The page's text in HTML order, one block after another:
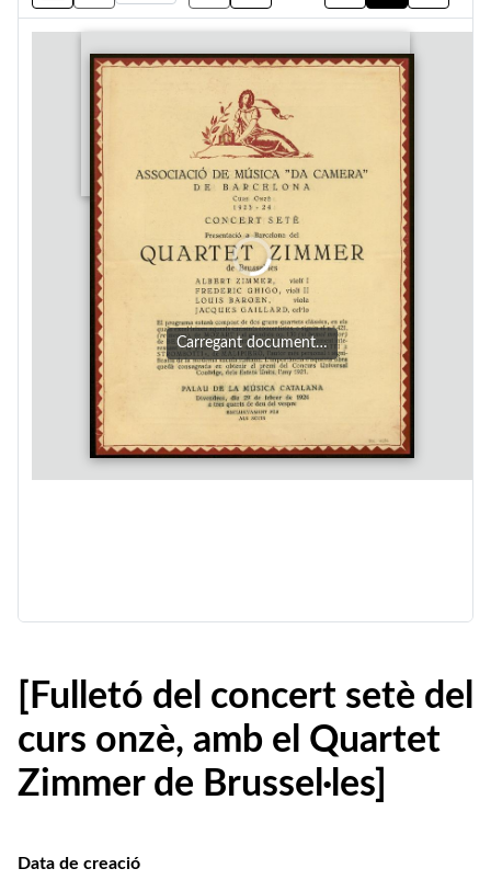
Carregant document…
[Fulletó del concert setè del
curs onzè, amb el Quartet
Zimmer de Brussel·les]
Data de creació